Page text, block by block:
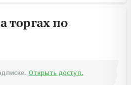
торгах по
Открыть доступ.